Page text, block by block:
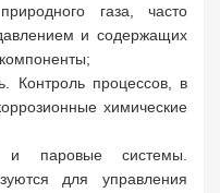
газа, часто
и содержащих
Контроль процессов, в
химические
и паровые системы.
для управления